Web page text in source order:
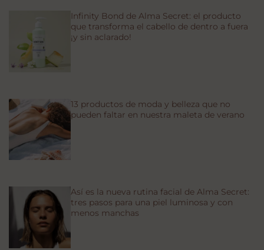
Infinity Bond de Alma Secret: el producto
que transforma el cabello de dentro a fuera
¡y sin aclarado!
13 productos de moda y belleza que no
pueden faltar en nuestra maleta de verano
Así es la nueva rutina facial de Alma Secret:
tres pasos para una piel luminosa y con
menos manchas